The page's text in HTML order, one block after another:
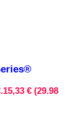
15,33 € (29.98